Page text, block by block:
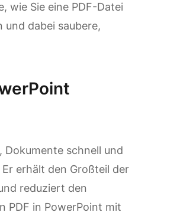
wie Sie eine PDF-Datei
und dabei saubere,
schnell und
erhält den Großteil der
reduziert den
PDF in PowerPoint mit